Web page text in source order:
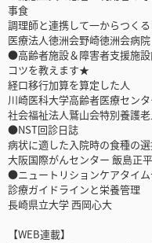
事食
調理師と連携して一からつく
医療法人徳洲会野崎徳洲会病
●高齢者施設＆障害者支援施
コツを教えます★
経口移行加算を算定した人
川崎医科大学高齢者医療セン
社会福祉法人鷲山会特別養護
●NST回診日誌
病状に適した入院時の食種の
大阪国際がんセンター 飯島正平
●ニュートリションケアタイム
診療ガイドラインと栄養管理
長崎県立大学 西岡心大
【WEB連載】